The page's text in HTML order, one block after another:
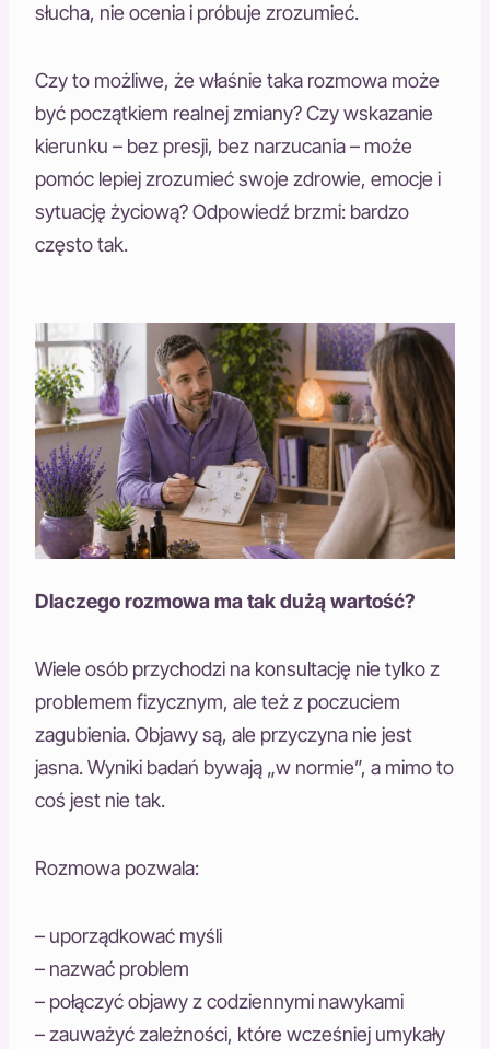
słucha, nie ocenia i próbuje zrozumieć.
Czy to możliwe, że właśnie taka rozmowa może
być początkiem realnej zmiany? Czy wskazanie
kierunku – bez presji, bez narzucania – może
pomóc lepiej zrozumieć swoje zdrowie, emocje i
sytuację życiową? Odpowiedź brzmi: bardzo
często tak.
Dlaczego rozmowa ma tak dużą wartość?
Wiele osób przychodzi na konsultację nie tylko z
problemem fizycznym, ale też z poczuciem
zagubienia. Objawy są, ale przyczyna nie jest
jasna. Wyniki badań bywają „w normie”, a mimo to
coś jest nie tak.
Rozmowa pozwala:
– uporządkować myśli
– nazwać problem
– połączyć objawy z codziennymi nawykami
– zauważyć zależności, które wcześniej umykały